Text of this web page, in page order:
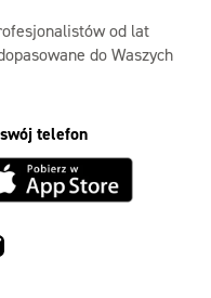
od lat
do Waszych
telefon